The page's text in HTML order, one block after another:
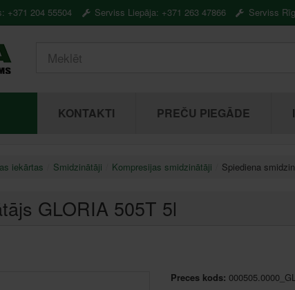
+371 204 55504 Serviss Liepāja: +371 263 47866 Serviss
KONTAKTI PREČU PIEGĀDE
iekārtas Smidzinātāji Kompresijas smidzinātāji Spiediena
GLORIA 505T 5l
Preces kods: